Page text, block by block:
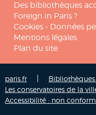
Des bibliothèques
Foreign in Paris ?
Cookies - Données
Mentions légales
Plan du site
paris.fr
Les conservatoires de la
Accessibilité : non